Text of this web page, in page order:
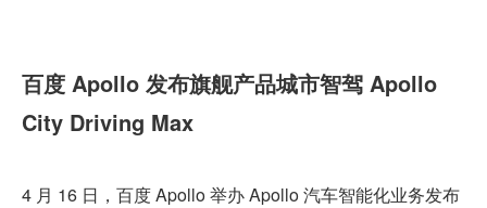
百度 Apollo 发布旗舰产品城市智驾 Apollo
City Driving Max
4 月 16 日，百度 Apollo 举办 Apollo 汽车智能化业务发布